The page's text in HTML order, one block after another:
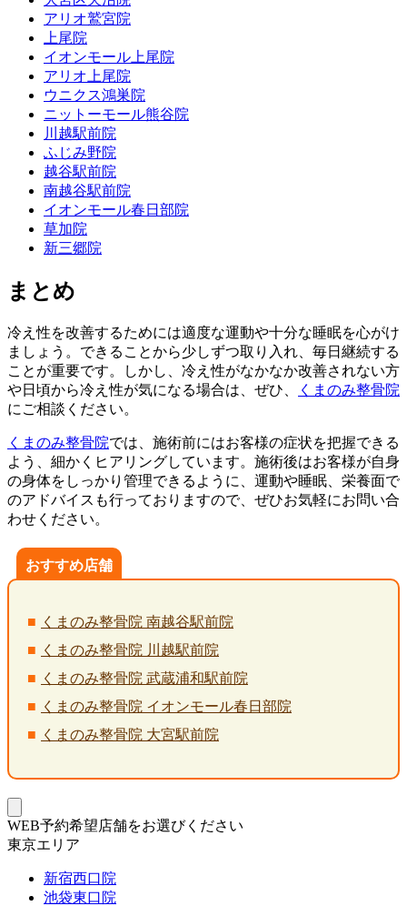
アリオ鷲宮院
上尾院
イオンモール上尾院
アリオ上尾院
ウニクス鴻巣院
ニットーモール熊谷院
川越駅前院
ふじみ野院
越谷駅前院
南越谷駅前院
イオンモール春日部院
草加院
新三郷院
まとめ
冷え性を改善するためには適度な運動や十分な睡眠を心がけ
ましょう。できることから少しずつ取り入れ、毎日継続する
ことが重要です。しかし、冷え性がなかなか改善されない方
や日頃から冷え性が気になる場合は、ぜひ、
くまのみ整骨院
にご相談ください。
くまのみ整骨院では、施術前にはお客様の症状を把握できる
よう、細かくヒアリングしています。施術後はお客様が自身
の身体をしっかり管理できるように、運動や睡眠、栄養面で
のアドバイスも行っておりますので、ぜひお気軽にお問い合
わせください。
おすすめ店舗
くまのみ整骨院 南越谷駅前院
くまのみ整骨院 川越駅前院
くまのみ整骨院 武蔵浦和駅前院
くまのみ整骨院 イオンモール春日部院
くまのみ整骨院 大宮駅前院
WEB予約希望店舗をお選びください
東京エリア
新宿西口院
池袋東口院